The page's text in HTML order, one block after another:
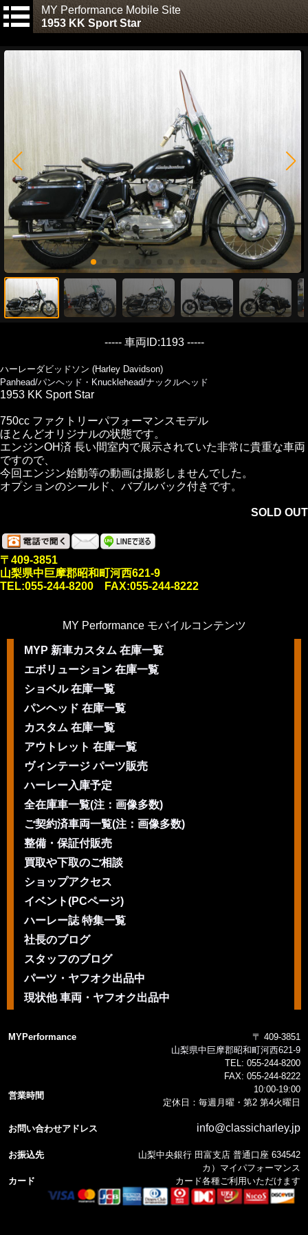
MY Performance Mobile Site
1953 KK Sport Star
----- 車両ID:1193 -----
ハーレーダビッドソン (Harley Davidson)
Panhead/パンヘッド・Knucklehead/ナックルヘッド
1953 KK Sport Star
750cc ファクトリーパフォーマンスモデル
ほとんどオリジナルの状態です。
エンジンOH済 長い間室内で展示されていた非常に貴重な車両
ですので、
今回エンジン始動等の動画は撮影しませんでした。
オプションのシールド、バブルバック付きです。
SOLD OUT
〒409-3851
山梨県中巨摩郡昭和町河西621-9
TEL:055-244-8200 FAX:055-244-8222
MY Performance モバイルコンテンツ
MYP 新車カスタム 在庫一覧
エボリューション 在庫一覧
ショベル 在庫一覧
パンヘッド 在庫一覧
カスタム 在庫一覧
アウトレット 在庫一覧
ヴィンテージ パーツ販売
ハーレー入庫予定
全在庫車一覧(注：画像多数)
ご契約済車両一覧(注：画像多数)
整備・保証付販売
買取や下取のご相談
ショップアクセス
イベント(PCページ)
ハーレー誌 特集一覧
社長のブログ
スタッフのブログ
パーツ・ヤフオク出品中
現状他 車両・ヤフオク出品中
MYPerformance
〒 409-3851
山梨県中巨摩郡昭和町河西621-9
TEL: 055-244-8200
FAX: 055-244-8222
営業時間
10:00-19:00
定休日：毎週月曜・第2 第4火曜日
お問い合わせアドレス info@classicharley.jp
お振込先
山梨中央銀行 田富支店 普通口座 634542
カ）マイパフォーマンス
カード
カード各種ご利用いただけます